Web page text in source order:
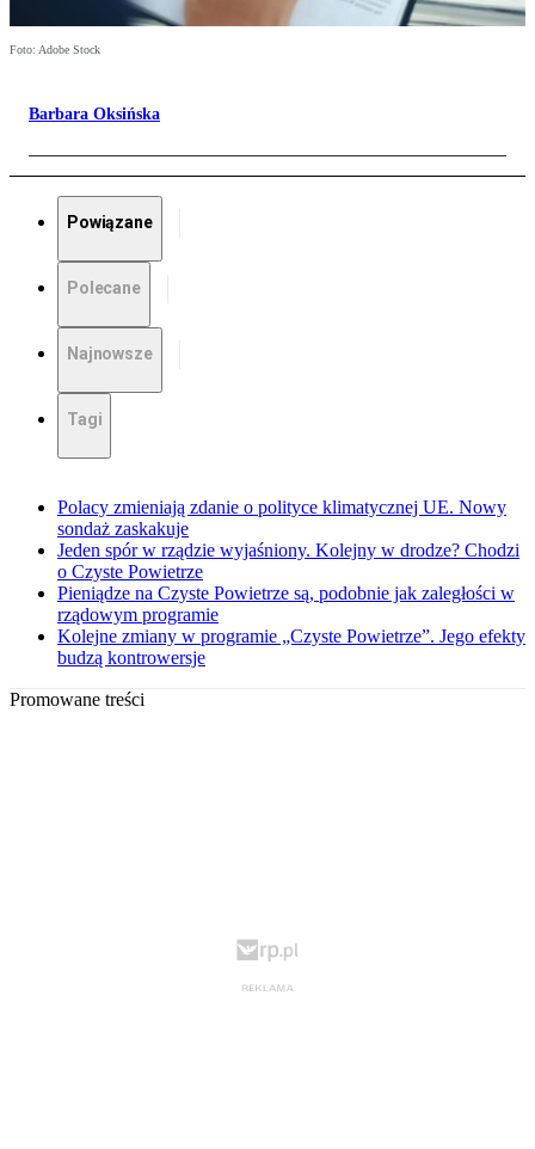
Foto: Adobe Stock
Barbara Oksińska
Powiązane
Polecane
Najnowsze
Tagi
Polacy zmieniają zdanie o polityce klimatycznej UE. Nowy
sondaż zaskakuje
Jeden spór w rządzie wyjaśniony. Kolejny w drodze? Chodzi
o Czyste Powietrze
Pieniądze na Czyste Powietrze są, podobnie jak zaległości w
rządowym programie
Kolejne zmiany w programie „Czyste Powietrze”. Jego efekty
budzą kontrowersje
Promowane treści